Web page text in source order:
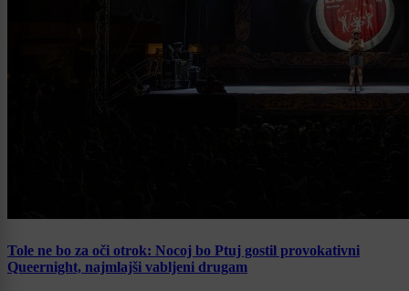
Tole ne bo za oči otrok: Nocoj bo Ptuj gostil provokativni
Queernight, najmlajši vabljeni drugam